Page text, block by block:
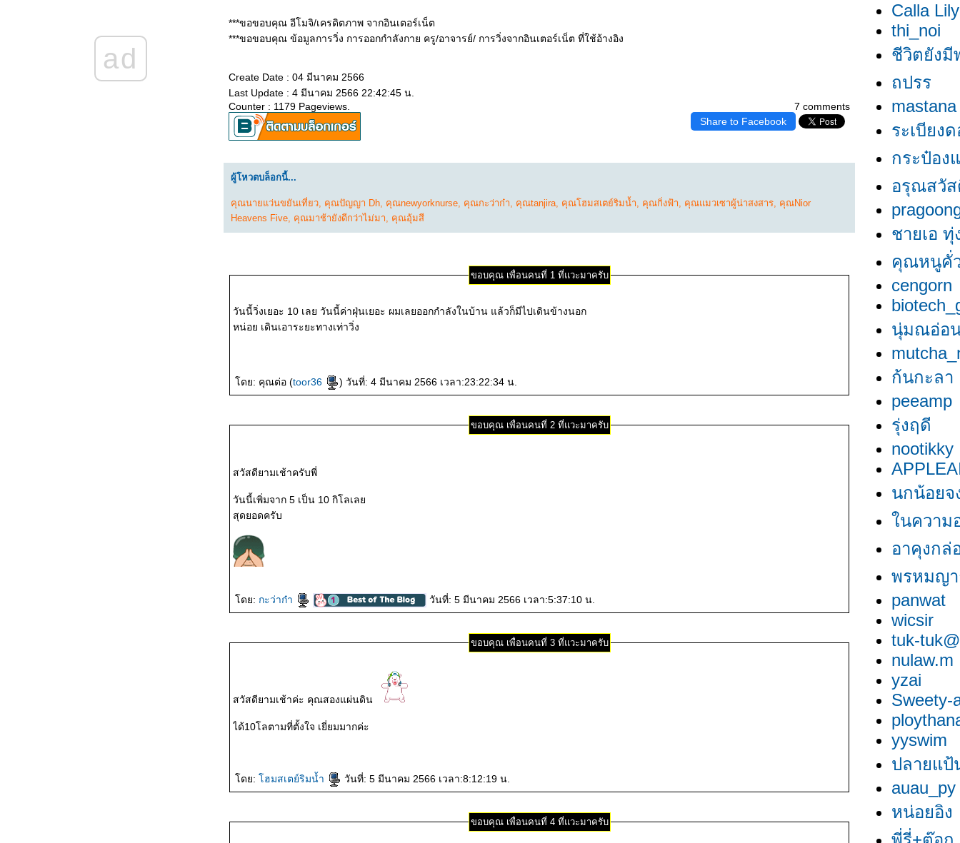
มิ.ย. 2569
วิ่งข้างบ้าน 8-11,13,15
ad
***ขอขอบคุณ อีโมจิ/เครดิตภาพ จากอินเตอร์เน็ต
***ขอขอบคุณ ข้อมูลการวิ่ง การออกกำลังกาย ครู/อาจารย์/ การวิ่งจากอินเตอร์เน็ต ที่ใช้อ้างอิง
Create Date : 04 มีนาคม 2566
Last Update : 4 มีนาคม 2566 22:42:45 น.
7 comments
Counter : 1179 Pageviews.
Share to Facebook
ผู้โหวตบล็อกนี้...
คุณนายแว่นขยันเที่ยว, คุณปัญญา Dh, คุณnewyorknurse, คุณกะว่าก๋า, คุณtanjira, คุณโฮมสเตย์ริมน้ำ, คุณกิ่งฟ้า, คุณแมวเซาผู้น่าสงสาร, คุณNior
Heavens Five, คุณมาช้ายังดีกว่าไม่มา, คุณอุ้มสี
ขอบคุณ เพื่อนคนที่ 1 ที่แวะมาครับ
วันนี้วิ่งเยอะ 10 เลย วันนี้ค่าฝุ่นเยอะ ผมเลยออกกำลังในบ้าน แล้วก็มีไปเดินข้างนอก
หน่อย เดินเอาระยะทางเท่าวิ่ง
ดย: คุณต่อ (toor36 ) วันที่: 4 มีนาคม 2566 เวลา:23:22:34 น.
ขอบคุณ เพื่อนคนที่ 2 ที่แวะมาครับ
สวัสดียามเช้าครับพี่
วันนี้เพิ่มจาก 5 เป็น 10 กิโลเล
สุดยอดครับ
ดย: กะว่าก๋า วันที่: 5 มีนาคม 2566 เวลา:5:37:10 น.
ขอบคุณ เพื่อนคนที่ 3 ที่แวะมาครับ
สวัสดียามเช้าค่ะ คุณสองแผ่นดิน
ได้10โลตามที่ตั้งใจ เยี่ยมมากค่ะ
ดย: ฮมสเตย์ริมน้ำ วันที่: 5 มีนาคม 2566 เวลา:8:12:19 น.
ขอบคุณ เพื่อนคนที่ 4 ที่แวะมาครับ
Calla Lily
thi_noi
ชีวิตยังมี
ถปรร
mastana
ระเบียง
กระป๋อง
อรุณสวั
ชายเอ ทุ่
คุณหนูคั่
cengorn
นุ่มณอ่อ
ก้นกะลา
peeamp
รุ่งฤดี
nootikky
นกน้อยจ
นความ
อาคุงกล่
พรหมญ
panwat
wicsir
tuk-
nulaw.m
yzai
Sweety-
yyswim
ปลายแ
auau_py
หน่อยอิง